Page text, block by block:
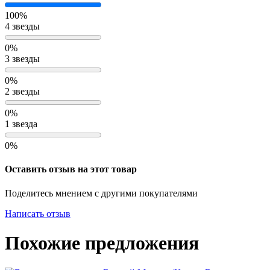
100%
4 звезды
0%
3 звезды
0%
2 звезды
0%
1 звезда
0%
Оставить отзыв на этот товар
Поделитесь мнением с другими покупателями
Написать отзыв
Похожие предложения